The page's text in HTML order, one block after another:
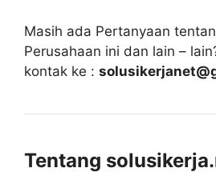
Masih ada Pertanyaan
Perusahaan ini dan lain –
kontak ke :
Tentang